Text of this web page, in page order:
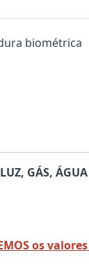
biométrica
GÁS, ÁGUA
os